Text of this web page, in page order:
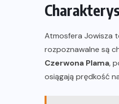
Atmosfera Jowisza
rozpoznawalne są
Czerwona Plama,
osiągają prędkość